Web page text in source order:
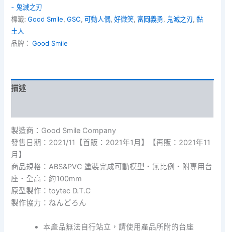
- 鬼滅之刃
標籤:Good Smile,GSC,可動人偶,好微笑, 富岡義勇, 鬼滅之刃,黏
土人
品牌：Good Smile
描述
製造商：Good Smile Company
發售日期：2021/11【首販：2021年1月】【再販：2021年11
月】
商品規格：ABS&PVC 塗裝完成可動模型・無比例・附專用台
座・全高：約100mm
原型製作：toytec D.T.C
製作協力：ねんどろん
本產品無法自行站立，請使用產品所附的台座